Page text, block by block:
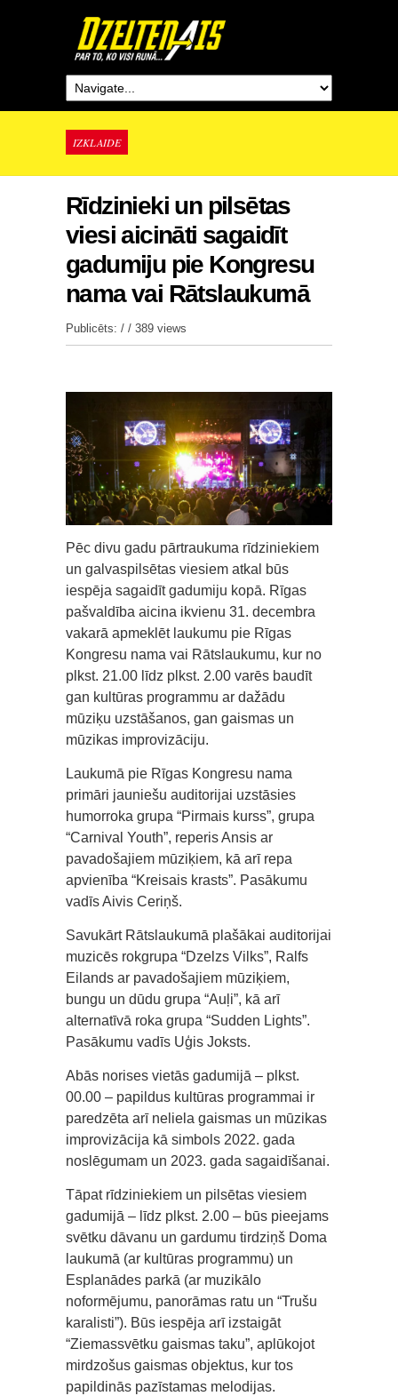
IZKLAIDE
Rīdzinieki un pilsētas
viesi aicināti sagaidīt
gadumiju pie Kongresu
nama vai Rātslaukumā
Publicēts: / / 389 views
Pēc divu gadu pārtraukuma rīdziniekiem
un galvaspilsētas viesiem atkal būs
iespēja sagaidīt gadumiju kopā. Rīgas
pašvaldība aicina ikvienu 31. decembra
vakarā apmeklēt laukumu pie Rīgas
Kongresu nama vai Rātslaukumu, kur no
plkst. 21.00 līdz plkst. 2.00 varēs baudīt
gan kultūras programmu ar dažādu
mūziķu uzstāšanos, gan gaismas un
mūzikas improvizāciju.
Laukumā pie Rīgas Kongresu nama
primāri jauniešu auditorijai uzstāsies
humorroka grupa “Pirmais kurss”, grupa
“Carnival Youth”, reperis Ansis ar
pavadošajiem mūziķiem, kā arī repa
apvienība “Kreisais krasts”. Pasākumu
vadīs Aivis Ceriņš.
Savukārt Rātslaukumā plašākai auditorijai
muzicēs rokgrupa “Dzelzs Vilks”, Ralfs
Eilands ar pavadošajiem mūziķiem,
bungu un dūdu grupa “Auļi”, kā arī
alternatīvā roka grupa “Sudden Lights”.
Pasākumu vadīs Uģis Joksts.
Abās norises vietās gadumijā – plkst.
00.00 – papildus kultūras programmai ir
paredzēta arī neliela gaismas un mūzikas
improvizācija kā simbols 2022. gada
noslēgumam un 2023. gada sagaidīšanai.
Tāpat rīdziniekiem un pilsētas viesiem
gadumijā – līdz plkst. 2.00 – būs pieejams
svētku dāvanu un gardumu tirdziņš Doma
laukumā (ar kultūras programmu) un
Esplanādes parkā (ar muzikālo
noformējumu, panorāmas ratu un “Trušu
karalisti”). Būs iespēja arī izstaigāt
“Ziemassvētku gaismas taku”, aplūkojot
mirdzošus gaismas objektus, kur tos
papildinās pazīstamas melodijas.